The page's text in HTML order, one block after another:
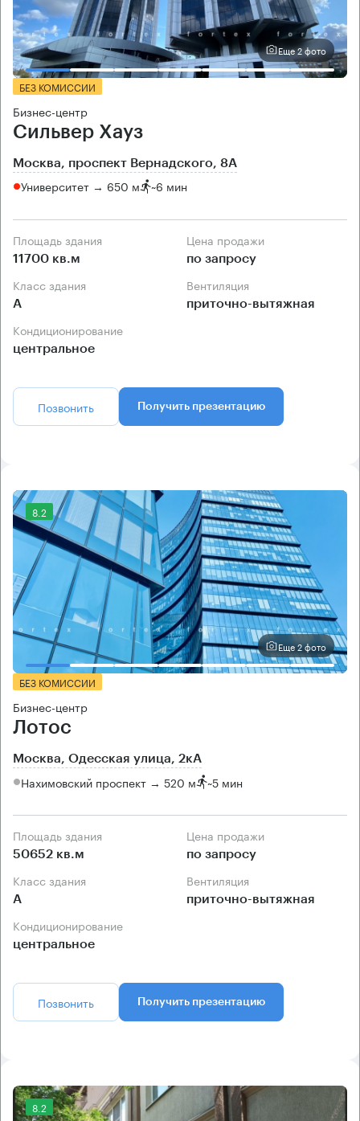
Еще 2 фото
БЕЗ КОМИССИИ
Бизнес-центр
Сильвер Хауз
Москва, проспект Вернадского, 8А
Университет → 650 м ~6 мин
Площадь здания
11700 кв.м
Цена продажи
по запросу
Класс здания
А
Вентиляция
приточно-вытяжная
Кондиционирование
центральное
Позвонить Получить презентацию
8.2
Еще 2 фото
БЕЗ КОМИССИИ
Бизнес-центр
Лотос
Москва, Одесская улица, 2кА
Нахимовский проспект → 520 м ~5 мин
Площадь здания
50652 кв.м
Цена продажи
по запросу
Класс здания
А
Вентиляция
приточно-вытяжная
Кондиционирование
центральное
Позвонить Получить презентацию
8.2